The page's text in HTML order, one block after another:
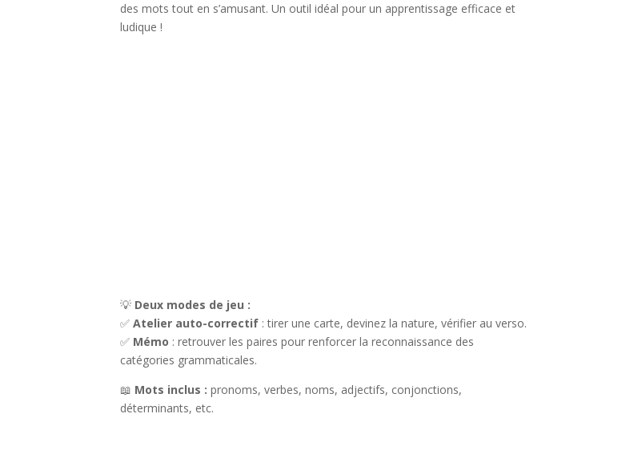
des mots tout en s’amusant. Un outil idéal pour un apprentissage efficace et
ludique !
💡 Deux modes de jeu :
✅ Atelier auto-correctif: tirer une carte, devinez la nature, vérifier au verso.
✅ Mémo : retrouver les paires pour renforcer la reconnaissance des
catégories grammaticales.
📖 Mots inclus : pronoms, verbes, noms, adjectifs, conjonctions,
déterminants, etc.